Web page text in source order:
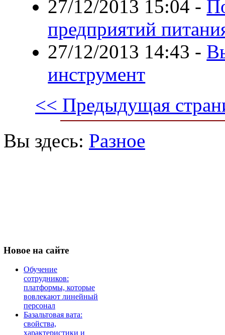
27/12/2013 15:04 -
предприятий
27/12/2013 14:43 -
инструмент
<< Предыдущая
Вы здесь: Разное
Новое на сайте
Обучение
сотрудников:
платформы, которые
вовлекают линейный
персонал
Базальтовая вата:
свойства,
характеристики и